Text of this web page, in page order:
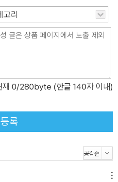
에 대해 더 알아보기: 물체 검
binary pattern)과 ORB 같은
즘을 소개한다. 이러한 알고리즘
고 동일한 물체가 있는 다른 이미
된다. 4장. '분할: 이미지 더 이해
른 주제를 다룬다. 이 장에서는 윤
(watershed), 정규화된 그래프
을 살펴본다. 이러한 알고리즘은
간으로 실행된다. 이미지 분할은
이블 등의 실제 응용 예에서 사용
, 특히 딥러닝의 발전으로 인해 파
지 않고도 좀 더 정교한 이미지 분
고리
재 0/280byte (한글 140자 이내)
등록